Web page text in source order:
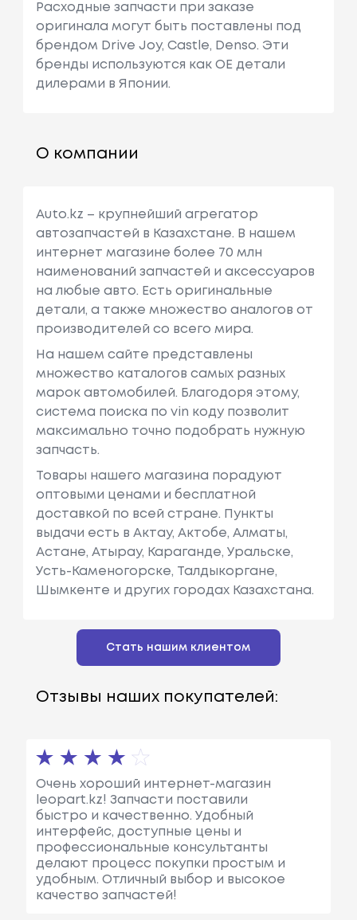
Расходные запчасти при заказе
оригинала могут быть поставлены под
брендом Drive Joy, Castle, Denso. Эти
бренды используются как ОЕ детали
дилерами в Японии.
О компании
Auto.kz – крупнейший агрегатор
автозапчастей в Казахстане. В нашем
интернет магазине более 70 млн
наименований запчастей и аксессуаров
на любые авто. Есть оригинальные
детали, а также множество аналогов от
производителей со всего мира.
На нашем сайте представлены
множество каталогов самых разных
марок автомобилей. Благодоря этому,
система поиска по vin коду позволит
максимально точно подобрать нужную
запчасть.
Товары нашего магазина порадуют
оптовыми ценами и бесплатной
доставкой по всей стране. Пункты
выдачи есть в Актау, Актобе, Алматы,
Астане, Атырау, Караганде, Уральске,
Усть-Каменогорске, Талдыкоргане,
Шымкенте и других городах Казахстана.
Стать нашим клиентом
Отзывы наших покупателей:
Очень хороший интернет-магазин
leopart.kz! Запчасти поставили
быстро и качественно. Удобный
интерфейс, доступные цены и
профессиональные консультанты
делают процесс покупки простым и
удобным. Отличный выбор и высокое
качество запчастей!